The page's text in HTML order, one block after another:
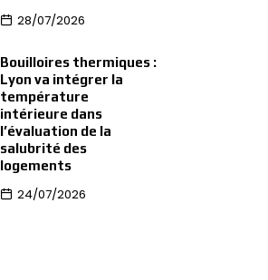
28/07/2026
Bouilloires thermiques :
Lyon va intégrer la
température
intérieure dans
l’évaluation de la
salubrité des
logements
24/07/2026